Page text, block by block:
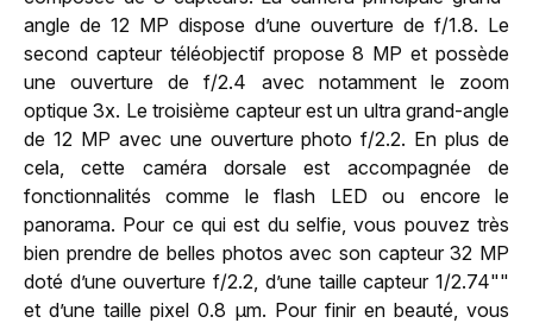
angle de 12 MP dispose d’une ouverture de f/1.8. Le
second capteur téléobjectif propose 8 MP et possède
une ouverture de f/2.4 avec notamment le zoom
optique 3x. Le troisième capteur est un ultra grand-angle
de 12 MP avec une ouverture photo f/2.2. En plus de
cela, cette caméra dorsale est accompagnée de
fonctionnalités comme le flash LED ou encore le
panorama. Pour ce qui est du selfie, vous pouvez très
bien prendre de belles photos avec son capteur 32 MP
doté d’une ouverture f/2.2, d’une taille capteur 1/2.74""
et d’une taille pixel 0.8 µm. Pour finir en beauté, vous